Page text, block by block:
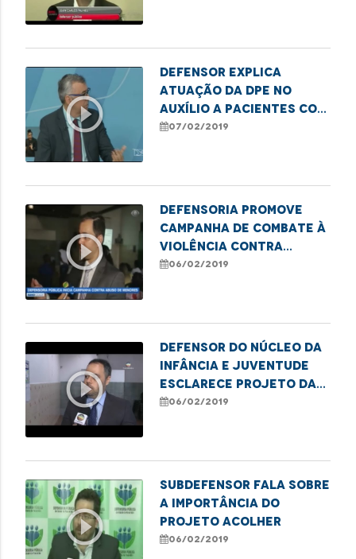
play_circle_outline
Defensor explica
atuação da DPE no
auxílio a pacientes com
doenças degenerativas
07/02/2019
play_circle_outline
Defensoria promove
campanha de combate à
violência contra
criança
06/02/2019
play_circle_outline
Defensor do Núcleo da
Infância e Juventude
esclarece projeto da
DPE
06/02/2019
play_circle_outline
Subdefensor fala sobre
a importância do
projeto acolher
06/02/2019